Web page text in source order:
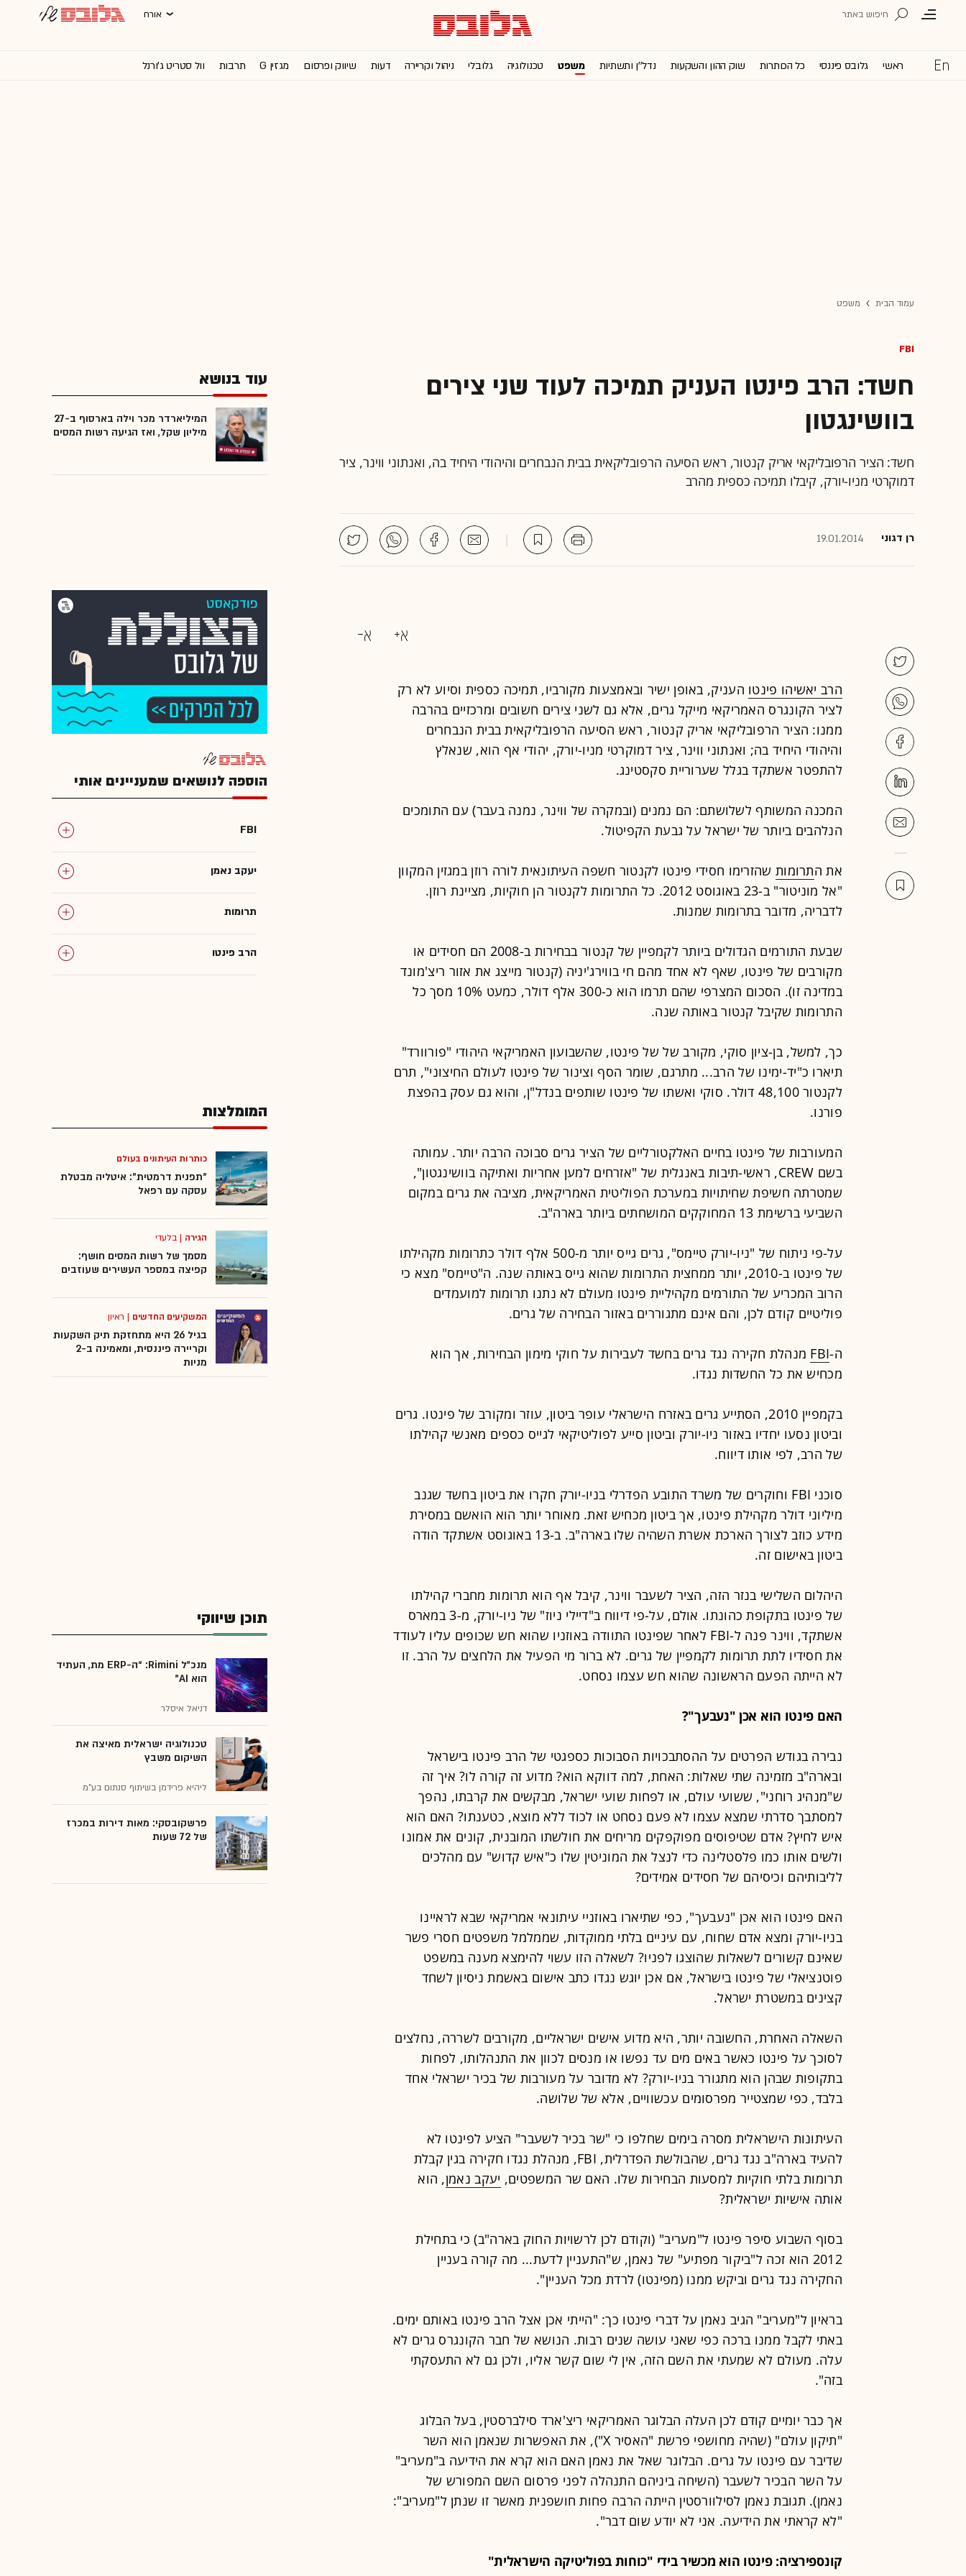
אורח
ראשי גלובס פיננסי כל הכותרות שוק ההון והשקעות נדל''ן ותשתיות משפט טכנולוגיה גלובלי ניהול וקריירה דעות שיווק ופרסום מגזין G תרבות וול סטריט ג'ורנל
עמוד הבית משפט
FBI
חשד: הרב פינטו העניק תמיכה לעוד שני צירים
בוושינגטון
חשד: הציר הרפובליקאי אריק קנטור, ראש הסיעה הרפובליקאית בבית הנבחרים והיהודי היחיד בה, ואנתוני ווינר, ציר
דמוקרטי מניו-יורק, קיבלו תמיכה כספית מהרב
רן דגוני 19.01.2014
הרב יאשיהו פינטו העניק, באופן ישיר ובאמצעות מקורביו, תמיכה כספית וסיוע לא רק
לציר הקונגרס האמריקאי מייקל גרים, אלא גם לשני צירים חשובים ומרכזיים בהרבה
ממנו: הציר הרפובליקאי אריק קנטור, ראש הסיעה הרפובליקאית בבית הנבחרים
והיהודי היחיד בה; ואנתוני ווינר, ציר דמוקרטי מניו-יורק, יהודי אף הוא, שנאלץ
להתפטר אשתקד בגלל שערוריית סקסטינג.
המכנה המשותף לשלושתם: הם נמנים (ובמקרה של ווינר, נמנה בעבר) עם התומכים
הנלהבים ביותר של ישראל על גבעת הקפיטול.
את התרומות שהזרימו חסידי פינטו לקנטור חשפה העיתונאית לורה רוזן במגזין המקוון
"אל מוניטור" ב-23 באוגוסט 2012. כל התרומות לקנטור הן חוקיות, מציינת רוזן.
לדבריה, מדובר בתרומות שמנות.
שבעת התורמים הגדולים ביותר לקמפיין של קנטור בבחירות ב-2008 הם חסידים או
מקורבים של פינטו, שאף לא אחד מהם חי בווירג'יניה (קנטור מייצג את אזור ריצ'מונד
במדינה זו). הסכום המצרפי שהם תרמו הוא כ-300 אלף דולר, כמעט 10% מסך כל
התרומות שקיבל קנטור באותה שנה.
כך, למשל, בן-ציון סוקי, מקורב של של פינטו, שהשבועון האמריקאי היהודי "פורוורד"
תיארו כ"יד-ימינו של הרב... מתרגם, שומר הסף וצינור של פינטו לעולם החיצוני", תרם
לקנטור 48,100 דולר. סוקי ואשתו של פינטו שותפים בנדל"ן, והוא גם עסק בהפצת
פורנו.
המעורבות של פינטו בחיים האלקטורליים של הציר גרים סבוכה הרבה יותר. עמותה
בשם CREW, ראשי-תיבות באנגלית של "אזרחים למען אחריות ואתיקה בוושינגטון",
שמטרתה חשיפת שחיתויות במערכת הפוליטית האמריקאית, מציבה את גרים במקום
השביעי ברשימת 13 המחוקקים המושחתים ביותר בארה"ב.
על-פי ניתוח של "ניו-יורק טיימס", גרים גייס יותר מ-500 אלף דולר כתרומות מקהילתו
של פינטו ב-2010, יותר ממחצית התרומות שהוא גייס באותה שנה. ה"טיימס" מצא כי
הרוב המכריע של התורמים מקהיליית פינטו מעולם לא נתנו תרומות למועמדים
פוליטיים קודם לכן, והם אינם מתגוררים באזור הבחירה של גרים.
ה-FBI מנהלת חקירה נגד גרים בחשד לעבירות על חוקי מימון הבחירות, אך הוא
מכחיש את כל החשדות נגדו.
בקמפיין 2010, הסתייע גרים באזרח הישראלי עופר ביטון, עוזר ומקורב של פינטו. גרים
וביטון נסעו יחדיו באזור ניו-יורק וביטון סייע לפוליטיקאי לגייס כספים מאנשי קהילתו
של הרב, לפי אותו דיווח.
סוכני FBI וחוקרים של משרד התובע הפדרלי בניו-יורק חקרו את ביטון בחשד שגנב
מיליוני דולר מקהילת פינטו, אך ביטון מכחיש זאת. מאוחר יותר הוא הואשם במסירת
מידע כוזב לצורך הארכת אשרת השהיה שלו בארה"ב. ב-13 באוגוסט אשתקד הודה
ביטון באישום זה.
היהלום השלישי בנזר הזה, הציר לשעבר ווינר, קיבל אף הוא תרומות מחברי קהילתו
של פינטו בתקופת כהונתו. אולם, על-פי דיווח ב"דיילי ניוז" של ניו-יורק, מ-3 במארס
אשתקד, ווינר פנה ל-FBI לאחר שפינטו התוודה באוזניו שהוא חש שכופים עליו לעודד
את חסידיו לתת תרומות לקמפיין של גרים. לא ברור מי הפעיל את הלחצים על הרב. זו
לא הייתה הפעם הראשונה שהוא חש עצמו נסחט.
האם פינטו הוא אכן "נעבעך"?
נבירה בגודש הפרטים על ההסתבכויות הסבוכות כספגטי של הרב פינטו בישראל
ובארה"ב מזמינה שתי שאלות: האחת, למה דווקא הוא? מדוע זה קורה לו? איך זה
ש"מנהיג רוחני", ששועי עולם, או לפחות שועי ישראל, מבקשים את קרבתו, נהפך
למסתבך סדרתי שמצא עצמו לא פעם נסחט או לכוד ללא מוצא, כטענתו? האם הוא
איש לחיץ? אדם שטיפוסים מפוקפקים מריחים את חולשתו המובנית, קונים את אמונו
ולשים אותו כמו פלסטלינה כדי לנצל את המוניטין שלו כ"איש קדוש" עם מהלכים
לליבותיהם וכיסיהם של חסידים אמידים?
האם פינטו הוא אכן "נעבעך", כפי שתיארו באוזניי עיתונאי אמריקאי שבא לראיינו
בניו-יורק ומצא אדם שחוח, עם עיניים בלתי ממוקדות, שממלמל משפטים חסרי פשר
שאינם קשורים לשאלות שהוצגו לפניו? לשאלה הזו עשוי להימצא מענה במשפט
פוטנציאלי של פינטו בישראל, אם אכן יוגש נגדו כתב אישום באשמת ניסיון לשחד
קצינים במשטרת ישראל.
השאלה האחרת, החשובה יותר, היא מדוע אישים ישראליים, מקורבים לשררה, נחלצים
לסוכך על פינטו כאשר באים מים עד נפשו או מנסים לכוון את התנהלותו, לפחות
בתקופות שבהן הוא מתגורר בניו-יורק? לא מדובר על מעורבות של בכיר ישראלי אחד
בלבד, כפי שמצטייר מפרסומים עכשוויים, אלא של שלושה.
העיתונות הישראלית מסרה בימים שחלפו כי "שר בכיר לשעבר" הציע לפינטו לא
להעיד בארה"ב נגד גרים, שהבולשת הפדרלית, FBI, מנהלת נגדו חקירה בגין קבלת
תרומות בלתי חוקיות למסעות הבחירות שלו. האם שר המשפטים, יעקב נאמן, הוא
אותה אישיות ישראלית?
בסוף השבוע סיפר פינטו ל"מעריב" (וקודם לכן לרשויות החוק בארה"ב) כי בתחילת
2012 הוא זכה ל"ביקור מפתיע" של נאמן, ש"התעניין לדעת... מה קורה בעניין
החקירה נגד גרים וביקש ממנו (מפינטו) לרדת מכל העניין".
בראיון ל"מעריב" הגיב נאמן על דברי פינטו כך: "הייתי אכן אצל הרב פינטו באותם ימים.
באתי לקבל ממנו ברכה כפי שאני עושה שנים רבות. הנושא של חבר הקונגרס גרים לא
עלה. מעולם לא שמעתי את השם הזה, אין לי שום קשר אליו, ולכן גם לא התעסקתי
בזה".
אך כבר יומיים קודם לכן העלה הבלוגר האמריקאי ריצ'ארד סילברסטין, בעל הבלוג
"תיקון עולם" (שהיה מחושפי פרשת "האסיר X"), את האפשרות שנאמן הוא השר
שדיבר עם פינטו על גרים. הבלוגר שאל את נאמן האם הוא קרא את הידיעה ב"מעריב"
על השר הבכיר לשעבר (השיחה ביניהם התנהלה לפני פרסום השם המפורש של
נאמן). תגובת נאמן לסילוורסטין הייתה הרבה פחות חושפנית מאשר זו שנתן ל"מעריב":
"לא קראתי את הידיעה. אני לא יודע שום דבר".
קונספירציה: פינטו הוא מכשיר בידי "כוחות בפוליטיקה הישראלית"
עוד בנושא
המיליארדר מכר וילה בארסוף ב-27
מיליון שקל, ואז הגיעה רשות המסים
הוספה לנושאים שמעניינים אותי
FBI
יעקב נאמן
תרומות
הרב פינטו
המומלצות
כותרות העיתונים בעולם
"תפנית דרמטית": איטליה מבטלת
עסקה עם רפאל
הגירה |בלעדי
מסמך של רשות המסים חושף:
קפיצה במספר העשירים שעוזבים
המשקיעים החדשים | ראיון
בגיל 26 היא מתחזקת תיק השקעות
וקריירה פיננסית, ומאמינה ב-2
מניות
תוכן שיווקי
מנכ״ל Rimini: “ה-ERP מת, העתיד
הוא AI"
דניאל איסלר
טכנולוגיה ישראלית מאיצה את
השיקום משבץ
ליהיא פרידמן בשיתוף סנתום בע"מ
פרשקובסקי: מאות דירות במכרז
של 72 שעות